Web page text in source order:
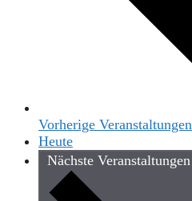
Vorherige Veranstaltungen
Heute
Nächste Veranstaltungen